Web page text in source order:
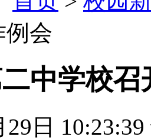
例会
中学校
29日 10:23:39